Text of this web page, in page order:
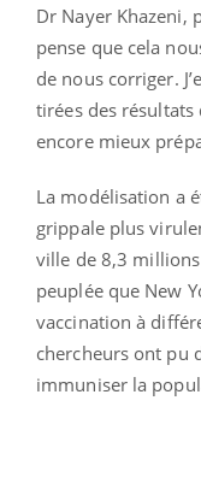
Dr Nayer Khazeni,
pense que cela
de nous corriger.
tirées des
encore mieux
La modélisation a
grippale plus
ville de 8,3
peuplée que New
vaccination à
chercheurs ont pu
immuniser la